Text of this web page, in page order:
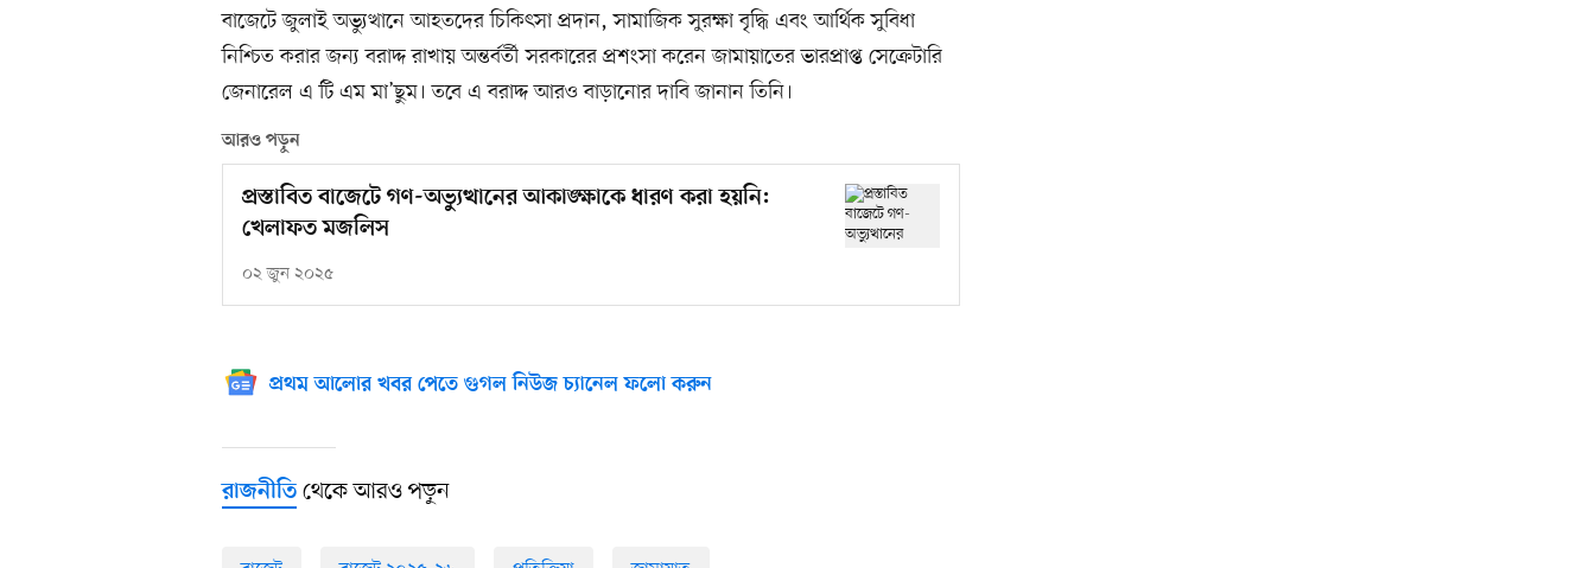
বাজেটে জুলাই অভ্যুত্থানে আহতদের চিকিৎসা প্রদান, সামাজিক সুরক্ষা বৃদ্ধি এবং আর্থিক সুবিধা
নিশ্চিত করার জন্য বরাদ্দ রাখায় অন্তর্বর্তী সরকারের প্রশংসা করেন জামায়াতের ভারপ্রাপ্ত সেক্রেটারি
জেনারেল এ টি এম মা’ছুম। তবে এ বরাদ্দ আরও বাড়ানোর দাবি জানান তিনি।
আরও পড়ুন
প্রস্তাবিত বাজেটে গণ-অভ্যুত্থানের আকাঙ্ক্ষাকে ধারণ করা হয়নি:
খেলাফত মজলিস
০২ জুন ২০২৫
প্রথম আলোর খবর পেতে গুগল নিউজ চ্যানেল ফলো করুন
রাজনীতি থেকে আরও পড়ুন